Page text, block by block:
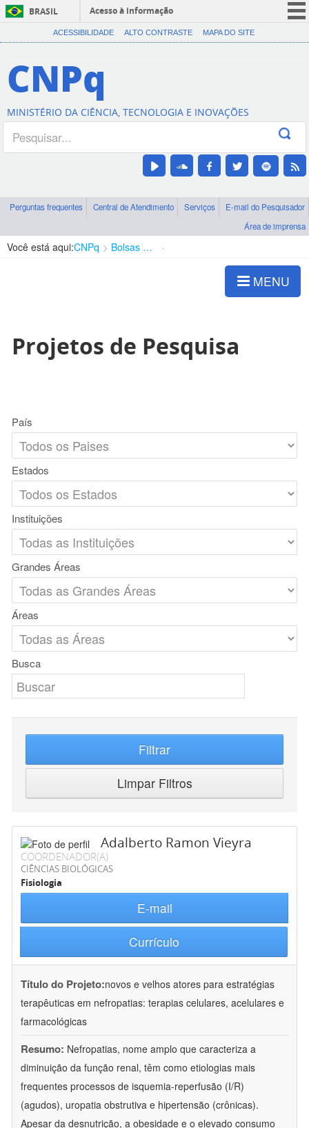
BRASIL
Acesso à informação
CORONAVÍRUS (COVID-19)
Canais
ACESSIBILIDADE ALTO CONTRASTE MAPA DO SITE
CNPq
MINISTÉRIO DA CIÊNCIA, TECNOLOGIA E INOVAÇÕES
Perguntas frequentes Central de Atendimento Serviços
E-mail do Pesquisador
Área de imprensa
Você está aqui:CNPq Bolsas e Auxílios Vigentes
MENU
Projetos de Pesquisa
País
Estados
Instituições
Grandes Áreas
Áreas
Busca
Filtrar
Limpar Filtros
Adalberto Ramon Vieyra
COORDENADOR(A)
CIÊNCIAS BIOLÓGICAS
Fisiologia
E-mail
Currículo
Título do Projeto:novos e velhos atores para estratégias
terapêuticas em nefropatias: terapias celulares, acelulares e
farmacológicas
Resumo: Nefropatias, nome amplo que caracteriza a
diminuição da função renal, têm como etiologias mais
frequentes processos de isquemia-reperfusão (I/R)
(agudos), uropatia obstrutiva e hipertensão (crônicas).
Apesar da desnutrição, a obesidade e o elevado consumo